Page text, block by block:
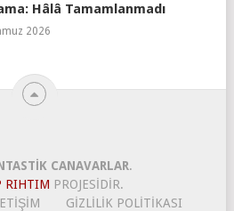
Hâlâ Tamamlanmadı
2026
CANAVARLAR.
RIHTIM PROJESIDIR.
GIZLILIK POLITIKASI